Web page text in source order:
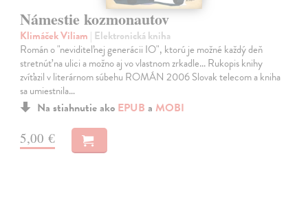
Námestie kozmonautov
Klimáček Viliam | Elektronická kniha
Román o "neviditeľnej generácii IO", ktorú je možné každý deň
stretnúť na ulici a možno aj vo vlastnom zrkadle... Rukopis knihy
zvíťazil v literárnom súbehu ROMÁN 2006 Slovak telecom a kniha
sa umiestnila…
Na stiahnutie ako EPUB a MOBI
5,00 €